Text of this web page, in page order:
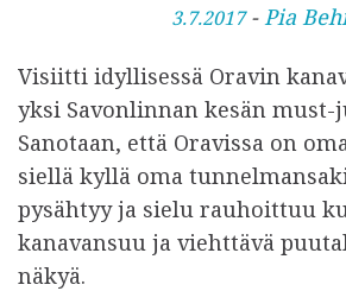
J
l
k
a
i
s
t
3.7.2017-Pia
Visiitti idyllisessä Oravin
yksi Savonlinnan kesän must-
Sanotaan, että Oravissa on
siellä kyllä oma
pysähtyy ja sielu rauhoittuu
kanavansuu ja viehttävä
näkyä.